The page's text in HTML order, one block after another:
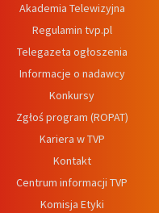
Akademia Telewizyjna
Regulamin tvp.pl
Telegazeta ogłoszenia
Informacje o nadawcy
Konkursy
Zgłoś program (ROPAT)
Kariera w TVP
Kontakt
Centrum informacji TVP
Komisja Etyki